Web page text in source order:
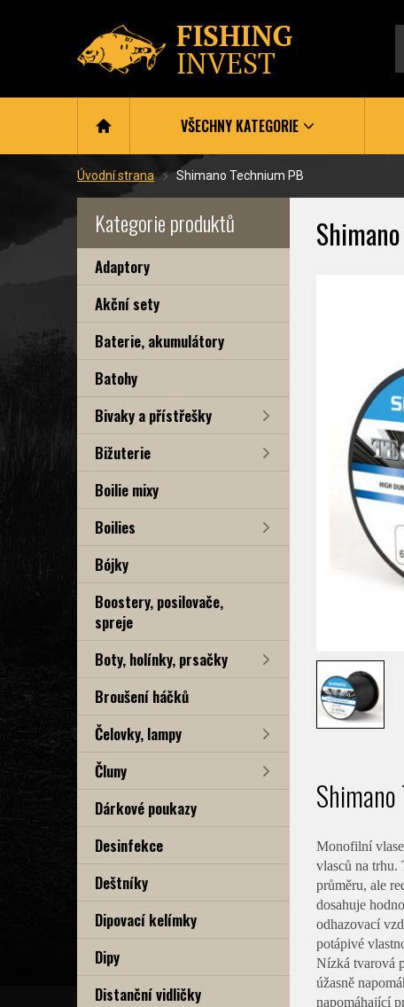
VŠECHNY KATEGORIE
Úvodní strana Shimano Technium PB
Kategorie produktů
Adaptory
Akční sety
Baterie, akumulátory
Batohy
Bivaky a přístřešky
Bižuterie
Boilie mixy
Boilies
Bójky
Boostery, posilovače,
spreje
Boty, holínky, prsačky
Broušení háčků
Čelovky, lampy
Čluny
Dárkové poukazy
Desinfekce
Deštníky
Dipovací kelímky
Dipy
Distanční vidličky
Monofilní
vlasců na trhu.
průměru, ale
dosahuje
odhazovací
potápivé
Nízká tvarová
úžasně
napomáhající